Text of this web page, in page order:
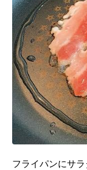
フライパンにサ